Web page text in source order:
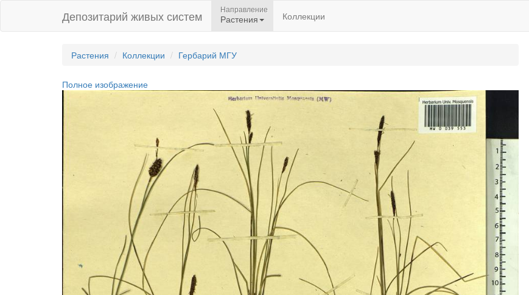
Депозитарий живых систем Направление
Растения Коллекции
Растения Коллекции Гербарий МГУ
Полное изображение